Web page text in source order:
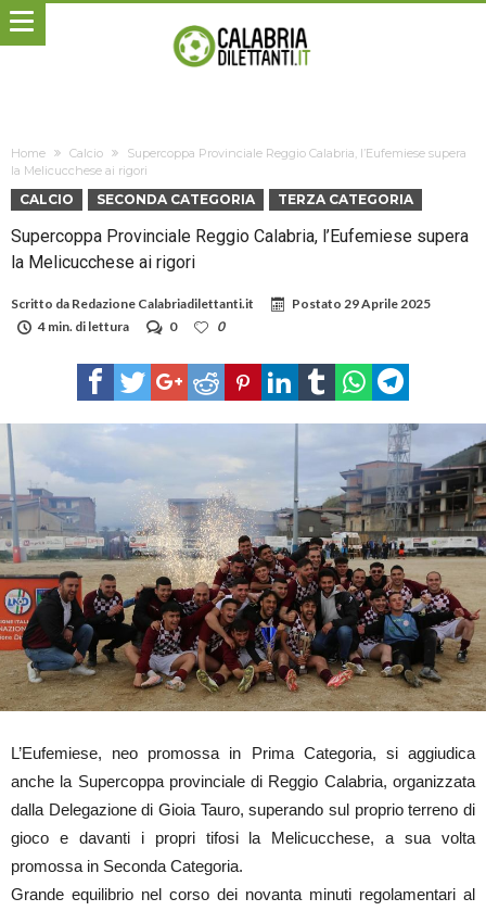
Home Calcio
Supercoppa Provinciale Reggio Calabria, l’Eufemiese supera
la Melicucchese ai rigori
CALCIO SECONDA CATEGORIA TERZA CATEGORIA
Supercoppa Provinciale Reggio Calabria, l’Eufemiese supera
la Melicucchese ai rigori
Scritto da Redazione Calabriadilettanti.it Postato 29 Aprile 2025
4 min. di lettura
0 0
L’Eufemiese, neo promossa in Prima Categoria, si aggiudica
anche la Supercoppa provinciale di Reggio Calabria, organizzata
dalla Delegazione di Gioia Tauro, superando sul proprio terreno di
gioco e davanti i propri tifosi la Melicucchese, a sua volta
promossa in Seconda Categoria.
Grande equilibrio nel corso dei novanta minuti regolamentari al